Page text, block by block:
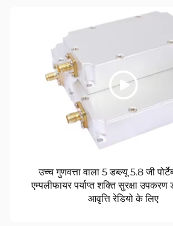
उच्च गुणवत्ता वाला 5 डब्ल्यू 5.8 जी
एम्पलीफायर पर्याप्त शक्ति सुरक्षा
आवृत्ति रेडियो के लिए